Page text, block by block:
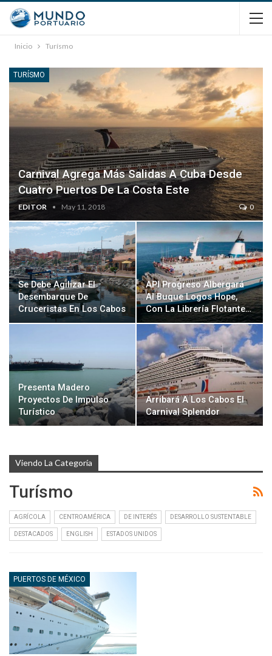
Inicio Turísmo
TURÍSMO
Carnival Agrega Más Salidas A Cuba Desde
Cuatro Puertos De La Costa Este
EDITOR May 11, 2018 0
Se Debe Agilizar El
Desembarque De
Cruceristas En Los Cabos
API Progreso Albergará
Al Buque Logos Hope,
Con La Librería Flotante…
Presenta Madero
Proyectos De Impulso
Turístico
Arribará A Los Cabos El
Carnival Splendor
Viendo La Categoría
Turísmo
AGRÍCOLA CENTROAMÉRICA DE INTERÉS DESARROLLO SUSTENTABLE
DESTACADOS ENGLISH ESTADOS UNIDOS
PUERTOS DE MÉXICO